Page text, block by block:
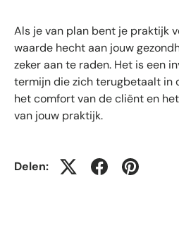
Als je van plan bent je praktijk
waarde hecht aan jouw
zeker aan te raden. Het is een
termijn die zich terugbetaalt in
het comfort van de cliënt en
van jouw praktijk.
Delen: